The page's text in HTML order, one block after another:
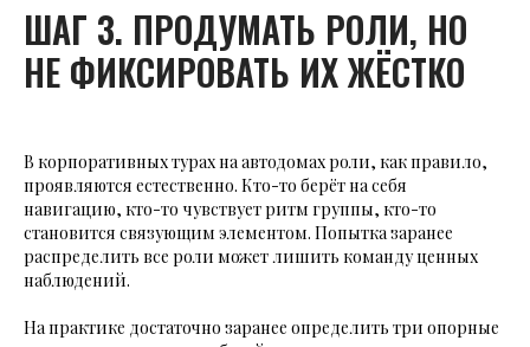
ШАГ 3. ПРОДУМАТЬ РОЛИ, НО
НЕ ФИКСИРОВАТЬ ИХ ЖЁСТКО
В корпоративных турах на автодомах роли, как правило,
проявляются естественно. Кто-то берёт на себя
навигацию, кто-то чувствует ритм группы, кто-то
становится связующим элементом. Попытка заранее
распределить все роли может лишить команду ценных
наблюдений.
На практике достаточно заранее определить три опорные